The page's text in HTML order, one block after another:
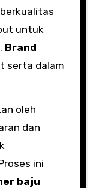
untuk
Brand
serta dalam
oleh
dan
ini
baju